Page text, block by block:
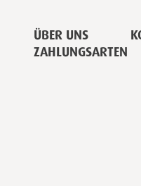
ÜBER UNS
ZAHLUNGSARTEN